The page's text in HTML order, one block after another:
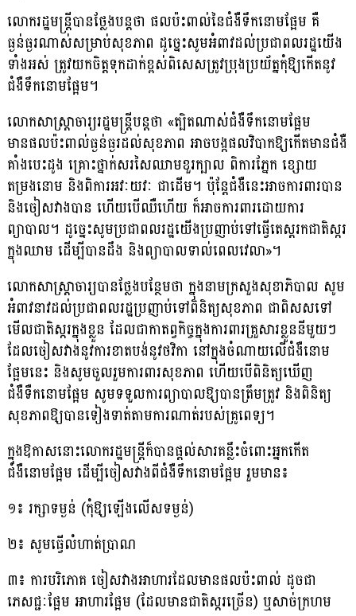
លោករដ្ឋមន្ដ្រីបានថ្លែងបន្ដថា ផលប៉ះពាល់នៃជំងឺទឹកនោមផ្អែម គឺ
ធ្ងន់ធ្ងរណាស់សម្រាប់សុខភាព ដូច្នេះសូមអំពាវដល់ប្រជាពលរដ្ឋយើង
ទាំងអស់ ត្រូវយកចិត្ដទុកដាក់ខ្ពស់ពិសេសត្រូវប្រុងប្រយ័ត្នកុំឱ្យកើតនូវ
ជំងឺទឹកនោមផ្អែម។
លោកសាស្ដ្រាចារ្យរដ្ឋមន្ដ្រីបន្ដថា «ត្បិតណាស់ជំងឺទឹកនោមផ្អែម
មានផលប៉ះពាល់ធ្ងន់ធ្ងរដល់សុខភាព អាចបង្កផលវិបាកឱ្យកើតមានជំងឺ
គាំងបេះដូង គ្រោះថ្នាក់សរសៃឈាមខួរក្បាល ពិការភ្នែក ខ្សោយ
តម្រងនោម និងពិការអវៈយវៈ ជាដើម។ ប៉ុន្ដែជំងឺនេះអាចការពារបាន
និងចៀសវាងបាន ហើយបើឈឺហើយ ក៏អាចការពារដោយការ
ព្យាបាល។ ដូច្នេះសូមប្រជាពលរដ្ឋយើងប្រញាប់ទៅធ្វើតេស្ដរកជាតិស្ករ
ក្នុងឈាម ដើម្បីបានដឹង និងព្យាបាលទាល់ពេលវេលា»។
លោកសាស្រ្ដាចារ្យបានថ្លែងបន្ថែមថា ក្នុងនាមក្រសួងសុខាភិបាល សូម
អំពាវនាវដល់ប្រជាពលរដ្ឋប្រញាប់ទៅពិនិត្យសុខភាព ជាពិសសទៅ
មើលជាតិស្ករក្នុងខ្លួន ដែលជាកាតព្វកិច្ចក្នុងការពារគ្រួសារខ្លួននីមួយៗ
ដែលចៀសវាងនូវការខាតបង់នូវថវិកា នៅក្នុងចំណាយលើជំងឺនោម
ផ្អែមនេះ និងសូមចួលរួមការពារសុខភាព ហើយបើពិនិត្យឃើញ
ជំងឺទឺកនោមផ្អែម សូមទទួលការព្យាបាលឱ្យបានត្រឹមត្រូវ និងពិនិត្យ
សុខភាពឱ្យបានទៀងទាត់តាមការណាត់របស់គ្រូពេទ្យ។
ក្នុងឱកាសនោះលោករដ្ឋមន្ដ្រីក៏បានផ្ដល់សារគន្លឹះចំពោះអ្នកកើត
ជំងឺនោមផ្អែម ដើម្បីចៀសវាងពីជំងឺទឹកនោមផ្អែម រួមមាន៖
១៖​ រក្សាទម្ងន់ (កុំឱ្យឡើងលើសទម្ងន់)
២៖ សូមធ្វើលំហាត់ប្រាណ
៣៖ ការបរិភោគ ចៀសវាងអាហារដែលមានផលប៉ះពាល់ ដូចជា
ភេសជ្ជៈផ្អែម អាហារផ្អែម (ដែលមានជាតិស្ករច្រើន) ឬសាច់ក្រហម